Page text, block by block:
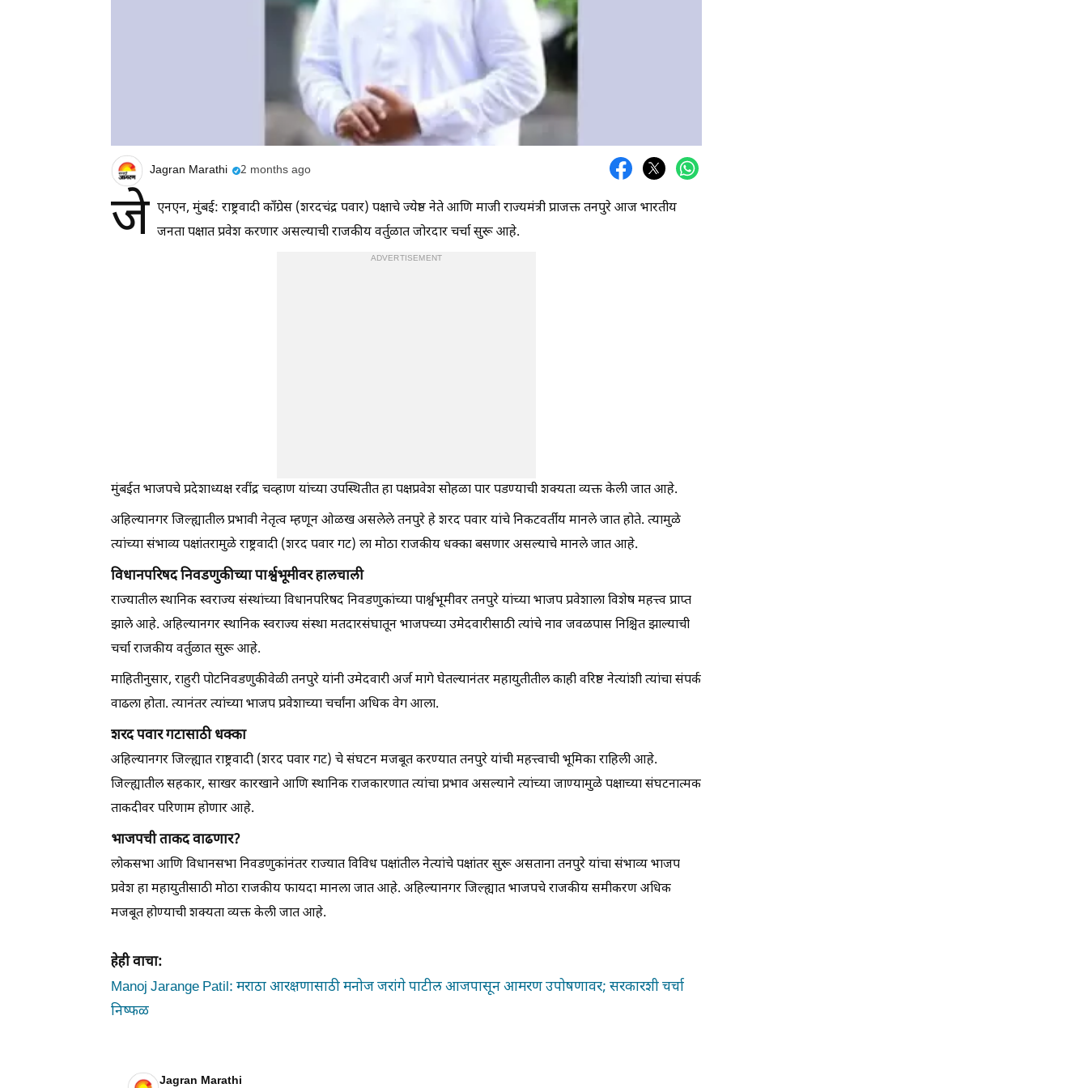
Jagran Marathi 2 months ago
जे एनएन, मुंबई: राष्ट्रवादी काँग्रेस (शरदचंद्र पवार) पक्षाचे ज्येष्ठ नेते आणि माजी राज्यमंत्री प्राजक्त तनपुरे आज भारतीय
जनता पक्षात प्रवेश करणार असल्याची राजकीय वर्तुळात जोरदार चर्चा सुरू आहे.
ADVERTISEMENT
मुंबईत भाजपचे प्रदेशाध्यक्ष रवींद्र चव्हाण यांच्या उपस्थितीत हा पक्षप्रवेश सोहळा पार पडण्याची शक्यता व्यक्त केली जात आहे.
अहिल्यानगर जिल्ह्यातील प्रभावी नेतृत्व म्हणून ओळख असलेले तनपुरे हे शरद पवार यांचे निकटवर्तीय मानले जात होते. त्यामुळे
त्यांच्या संभाव्य पक्षांतरामुळे राष्ट्रवादी (शरद पवार गट) ला मोठा राजकीय धक्का बसणार असल्याचे मानले जात आहे.
विधानपरिषद निवडणुकीच्या पार्श्वभूमीवर हालचाली
राज्यातील स्थानिक स्वराज्य संस्थांच्या विधानपरिषद निवडणुकांच्या पार्श्वभूमीवर तनपुरे यांच्या भाजप प्रवेशाला विशेष महत्त्व प्राप्त
झाले आहे. अहिल्यानगर स्थानिक स्वराज्य संस्था मतदारसंघातून भाजपच्या उमेदवारीसाठी त्यांचे नाव जवळपास निश्चित झाल्याची
चर्चा राजकीय वर्तुळात सुरू आहे.
माहितीनुसार, राहुरी पोटनिवडणुकीवेळी तनपुरे यांनी उमेदवारी अर्ज मागे घेतल्यानंतर महायुतीतील काही वरिष्ठ नेत्यांशी त्यांचा संपर्क
वाढला होता. त्यानंतर त्यांच्या भाजप प्रवेशाच्या चर्चांना अधिक वेग आला.
शरद पवार गटासाठी धक्का
अहिल्यानगर जिल्ह्यात राष्ट्रवादी (शरद पवार गट) चे संघटन मजबूत करण्यात तनपुरे यांची महत्त्वाची भूमिका राहिली आहे.
जिल्ह्यातील सहकार, साखर कारखाने आणि स्थानिक राजकारणात त्यांचा प्रभाव असल्याने त्यांच्या जाण्यामुळे पक्षाच्या संघटनात्मक
ताकदीवर परिणाम होणार आहे.
भाजपची ताकद वाढणार?
लोकसभा आणि विधानसभा निवडणुकांनंतर राज्यात विविध पक्षांतील नेत्यांचे पक्षांतर सुरू असताना तनपुरे यांचा संभाव्य भाजप
प्रवेश हा महायुतीसाठी मोठा राजकीय फायदा मानला जात आहे. अहिल्यानगर जिल्ह्यात भाजपचे राजकीय समीकरण अधिक
मजबूत होण्याची शक्यता व्यक्त केली जात आहे.
हेही वाचा:
Manoj Jarange Patil: मराठा आरक्षणासाठी मनोज जरांगे पाटील आजपासून आमरण उपोषणावर; सरकारशी चर्चा
निष्फळ
Jagran Marathi